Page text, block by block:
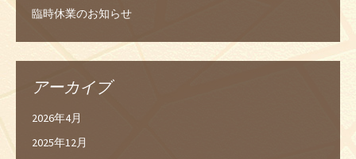
臨時休業のお知らせ
アーカイブ
2026年4月
2025年12月